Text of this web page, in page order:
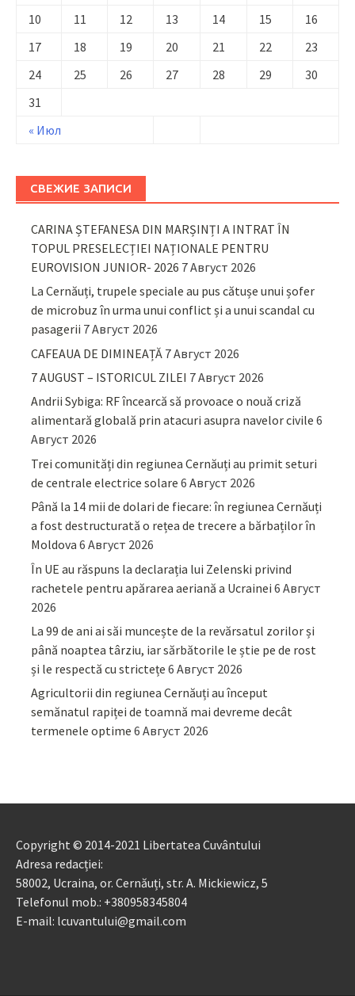
« Июл
10
11 12 13 14 15
16
17
18 19 20 21 22
23
24
25 26 27 28 29
30
31
СВЕЖИЕ ЗАПИСИ
CARINA ȘTEFANESA DIN MARȘINȚI A INTRAT ÎN
TOPUL PRESELECȚIEI NAȚIONALE PENTRU
EUROVISION JUNIOR- 2026 7 Август 2026
La Cernăuți, trupele speciale au pus cătușe unui șofer
de microbuz în urma unui conflict și a unui scandal cu
pasagerii 7 Август 2026
CAFEAUA DE DIMINEAȚĂ 7 Август 2026
7 AUGUST – ISTORICUL ZILEI 7 Август 2026
Andrii Sybiga: RF încearcă să provoace o nouă criză
alimentară globală prin atacuri asupra navelor civile 6
Август 2026
Trei comunități din regiunea Cernăuți au primit seturi
de centrale electrice solare 6 Август 2026
Până la 14 mii de dolari de fiecare: în regiunea Cernăuți
a fost destructurată o rețea de trecere a bărbaților în
Moldova 6 Август 2026
În UE au răspuns la declarația lui Zelenski privind
rachetele pentru apărarea aeriană a Ucrainei 6 Август
2026
La 99 de ani ai săi muncește de la revărsatul zorilor și
până noaptea târziu, iar sărbătorile le știe pe de rost
și le respectă cu strictețe 6 Август 2026
Agricultorii din regiunea Cernăuți au început
semănatul rapiței de toamnă mai devreme decât
termenele optime 6 Август 2026
Copyright © 2014-2021 Libertatea Cuvântului
Adresa redacției:
58002, Ucraina, or. Cernăuți, str. A. Mickiewicz, 5
Telefonul mob.: +380958345804
E-mail: lcuvantului@gmail.com